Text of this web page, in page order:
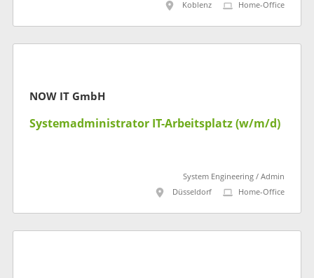
Koblenz
Home-Office
NOW IT GmbH
Systemadministrator IT-Arbeitsplatz (w/m/d)
System Engineering / Admin
Düsseldorf
Home-Office